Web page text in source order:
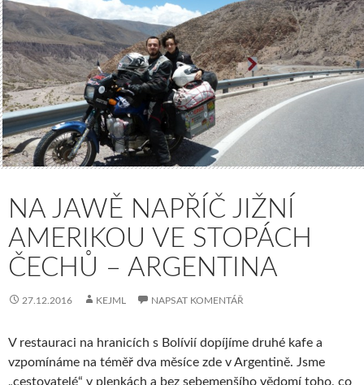
NA JAWĚ NAPŘÍČ JIŽNÍ
AMERIKOU VE STOPÁCH
ČECHŮ – ARGENTINA
27.12.2016 KEJML NAPSAT KOMENTÁŘ
V restauraci na hranicích s Bolívií dopíjíme druhé kafe a
vzpomínáme na téměř dva měsíce zde v Argentině. Jsme
„cestovatelé“ v plenkách a bez sebemenšího vědomí toho, co